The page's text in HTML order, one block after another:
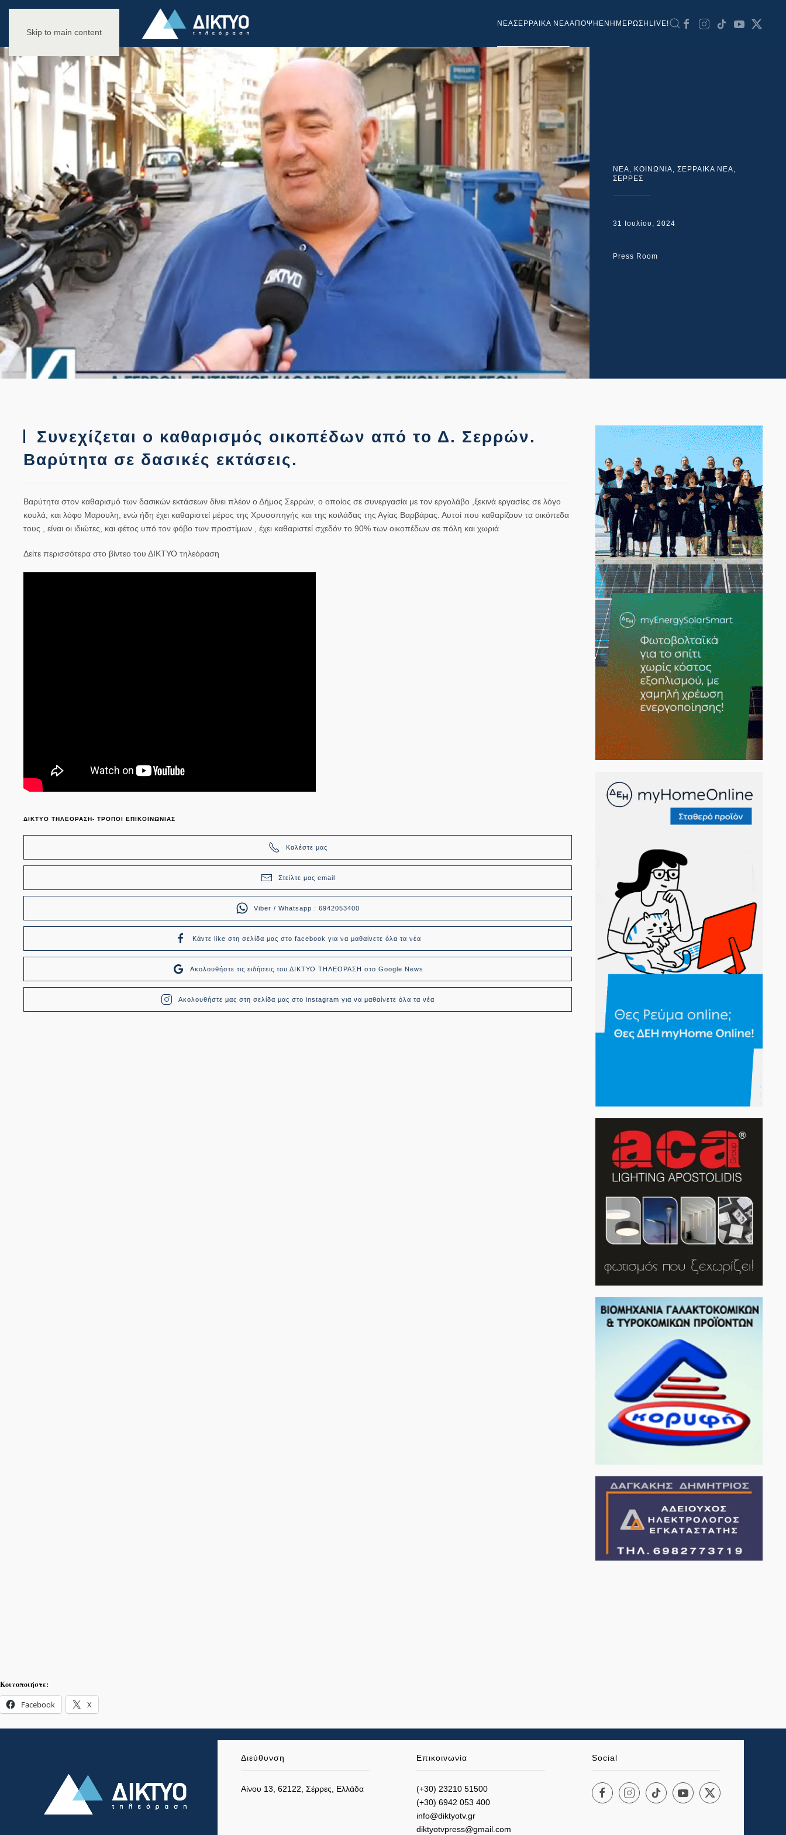
Skip to main content
NEAΣΕΡΡΑΙΚΑ ΝΕΑΑΠΟΨΗ ΕΝΗΜΕΡΩΣΗ LIVE!
NEA, ΚΟΙΝΩΝΙΑ, ΣΕΡΡΑΙΚΑ ΝΕΑ,
ΣΕΡΡΕΣ
31 Ιουλίου, 2024
Press Room
Συνεχίζεται ο καθαρισμός οικοπέδων από το Δ. Σερρών.
Βαρύτητα σε δασικές εκτάσεις.
Βαρύτητα στον καθαρισμό των δασικών εκτάσεων δίνει πλέον ο Δήμος Σερρών, ο οποίος σε συνεργασία με τον εργολάβο ,ξεκινά εργασίες σε λόγο
κουλά, και λόφο Μαρουλη, ενώ ήδη έχει καθαριστεί μέρος της Χρυσοπηγής και της κοιλάδας της Αγίας Βαρβάρας. Αυτοί που καθαρίζουν τα οικόπεδα
τους , είναι οι ιδιώτες, και φέτος υπό τον φόβο των προστίμων , έχει καθαριστεί σχεδόν το 90% των οικοπέδων σε πόλη και χωριά
Δείτε περισσότερα στο βίντεο του ΔΙΚΤΥΟ τηλεόραση
ΔΙΚΤΥΟ ΤΗΛΕΟΡΑΣΗ- ΤΡΟΠΟΙ ΕΠΙΚΟΙΝΩΝΙΑΣ
Καλέστε μας
Στείλτε μας email
Viber / Whatsapp : 6942053400
Κάντε like στη σελίδα μας στο facebook για να μαθαίνετε όλα τα νέα
Ακολουθήστε τις ειδήσεις του ΔΙΚΤΥΟ ΤΗΛΕΟΡΑΣΗ στο Google News
Ακολουθήστε μας στη σελίδα μας στο instagram για να μαθαίνετε όλα τα νέα
Κοινοποιήστε:
Facebook X
Διεύθυνση
Αίνου 13, 62122, Σέρρες, Ελλάδα
Επικοινωνία
(+30) 23210 51500
(+30) 6942 053 400
info@diktyotv.gr
diktyotvpress@gmail.com
Social